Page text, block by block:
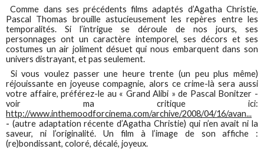
Comme dans ses précédents films adaptés d’Agatha Christie,
Pascal Thomas brouille astucieusement les repères entre les
temporalités. Si l’intrigue se déroule de nos jours, ses
personnages ont un caractère intemporel, ses décors et ses
costumes un air joliment désuet qui nous embarquent dans son
univers distrayant, et pas seulement.
Si vous voulez passer une heure trente (un peu plus même)
réjouissante en joyeuse compagnie, alors ce crime-là sera aussi
votre affaire, préférez-le au « Grand Alibi » de Pascal Bonitzer -
voir ma critique ici:
http://www.inthemoodforcinema.com/archive/2008/04/16/avan...
- (autre adaptation récente d’Agatha Christie) qui n’en avait ni la
saveur, ni l’originalité. Un film à l’image de son affiche :
(re)bondissant, coloré, décalé, joyeux.